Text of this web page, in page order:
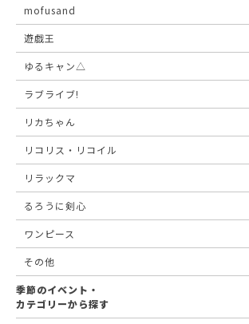
mofusand
遊戯王
ゆるキャン△
ラブライブ!
リカちゃん
リコリス・リコイル
リラックマ
るろうに剣心
ワンピース
その他
季節のイベント・
カテゴリーから探す